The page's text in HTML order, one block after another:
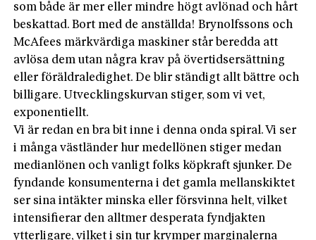
som både är mer eller mindre högt avlönad och hårt
beskattad. Bort med de anställda! Brynolfssons och
McAfees märkvärdiga maskiner står beredda att
avlösa dem utan några krav på övertidsersättning
eller föräldraledighet. De blir ständigt allt bättre och
billigare. Utvecklingskurvan stiger, som vi vet,
exponentiellt.
Vi är redan en bra bit inne i denna onda spiral. Vi ser
i många västländer hur medellönen stiger medan
medianlönen och vanligt folks köpkraft sjunker. De
fyndande konsumenterna i det gamla mellanskiktet
ser sina intäkter minska eller försvinna helt, vilket
intensifierar den alltmer desperata fyndjakten
ytterligare, vilket i sin tur krymper marginalerna